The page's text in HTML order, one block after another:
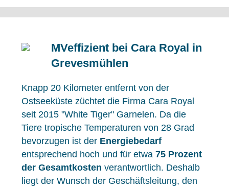
MVeffizient bei Cara Royal in
Grevesmühlen
Knapp 20 Kilometer entfernt von der
Ostseeküste züchtet die Firma Cara Royal
seit 2015 "White Tiger" Garnelen. Da die
Tiere tropische Temperaturen von 28 Grad
bevorzugen ist der Energiebedarf
entsprechend hoch und für etwa 75 Prozent
der Gesamtkosten verantwortlich. Deshalb
liegt der Wunsch der Geschäftsleitung, den